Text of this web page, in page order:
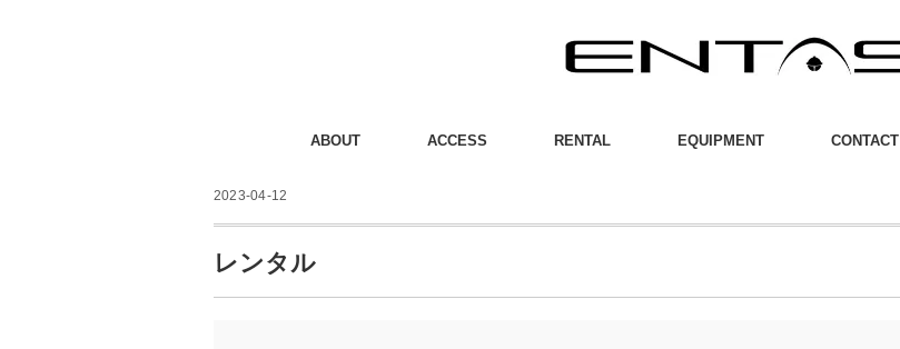
ABOUT ACCESS RENTAL EQUIPMENT CONTACT
2023-04-12
レンタル